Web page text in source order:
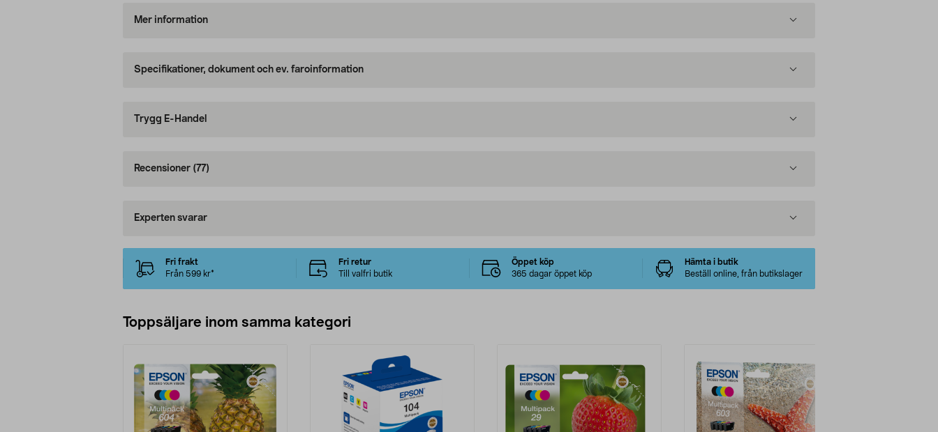
Mer information
Specifikationer, dokument och ev. faroinformation
Trygg E-Handel
Recensioner (77)
Experten svarar
Fri frakt
Från 599 kr*
Fri retur
Till valfri butik
Öppet köp
365 dagar öppet köp
Hämta i butik
Beställ online, från butikslager
Toppsäljare inom samma kategori